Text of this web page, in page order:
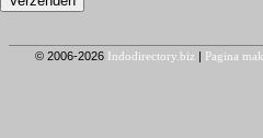
© 2006-2026 Indodirectory.biz | Pagina